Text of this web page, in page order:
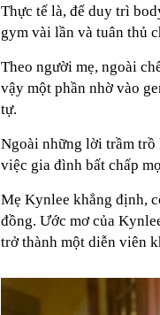
Thực tế là, để duy trì
gym vài lần và tuân thủ
Theo người mẹ, ngoài
vậy một phần nhờ vào
tự.
Ngoài những lời trầm trồ
việc gia đình bất chấp
Mẹ Kynlee khẳng định,
đồng. Ước mơ của
trở thành một diễn viên